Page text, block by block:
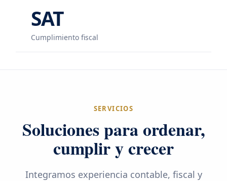
SAT
Cumplimiento fiscal
SERVICIOS
Soluciones para ordenar,
cumplir y crecer
Integramos experiencia contable, fiscal y